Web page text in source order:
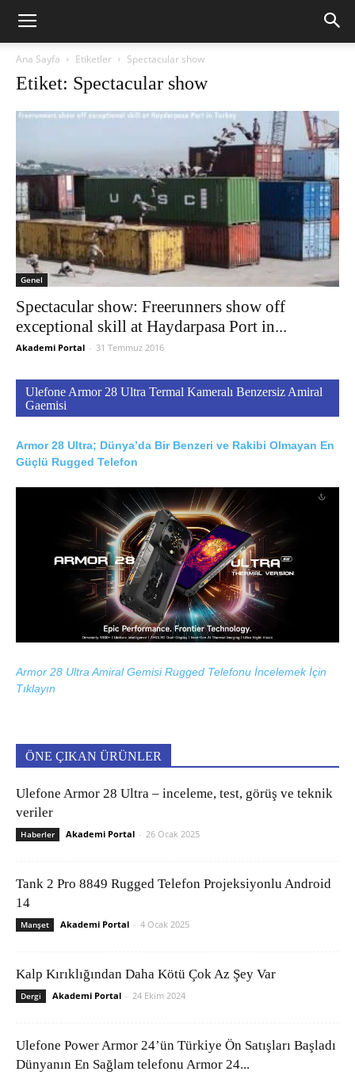
Ana Sayfa Etiketler Spectacular show
Etiket: Spectacular show
Genel
Spectacular show: Freerunners show off
exceptional skill at Haydarpasa Port in...
Akademi Portal - 31 Temmuz 2016
Ulefone Armor 28 Ultra Termal Kameralı Benzersiz Amiral
Gaemisi
Armor 28 Ultra; Dünya’da Bir Benzeri ve Rakibi Olmayan En
Güçlü Rugged Telefon
Armor 28 Ultra Amiral Gemisi Rugged Telefonu İncelemek İçin
Tıklayın
ÖNE ÇIKAN ÜRÜNLER
Ulefone Armor 28 Ultra – inceleme, test, görüş ve teknik
veriler
Haberler Akademi Portal - 26 Ocak 2025
Tank 2 Pro 8849 Rugged Telefon Projeksiyonlu Android
14
Manşet Akademi Portal - 4 Ocak 2025
Kalp Kırıklığından Daha Kötü Çok Az Şey Var
Dergi Akademi Portal - 24 Ekim 2024
Ulefone Power Armor 24’ün Türkiye Ön Satışları Başladı
Dünyanın En Sağlam telefonu Armor 24...